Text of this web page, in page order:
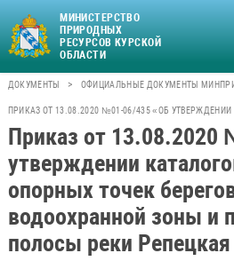
МИНИСТЕРСТВО
ПРИРОДНЫХ
РЕСУРСОВ КУРСКОЙ
ОБЛАСТИ
ДОКУМЕНТЫ > ОФИЦИАЛЬНЫЕ ДОКУМЕНТЫ
ПРИКАЗ ОТ 13.08.2020 №01-06/435 «ОБ
Приказ от
утверждении
опорных точек
водоохранной зоны и
полосы реки